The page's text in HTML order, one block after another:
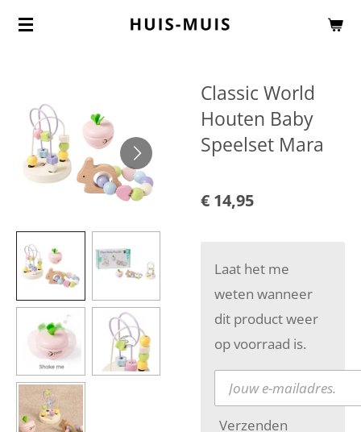
Ga
hoofdinhoud
Classic World
Houten Baby
Speelset Mara
€ 14,95
Laat het me
weten wanneer
dit product weer
op voorraad is.
Verzenden